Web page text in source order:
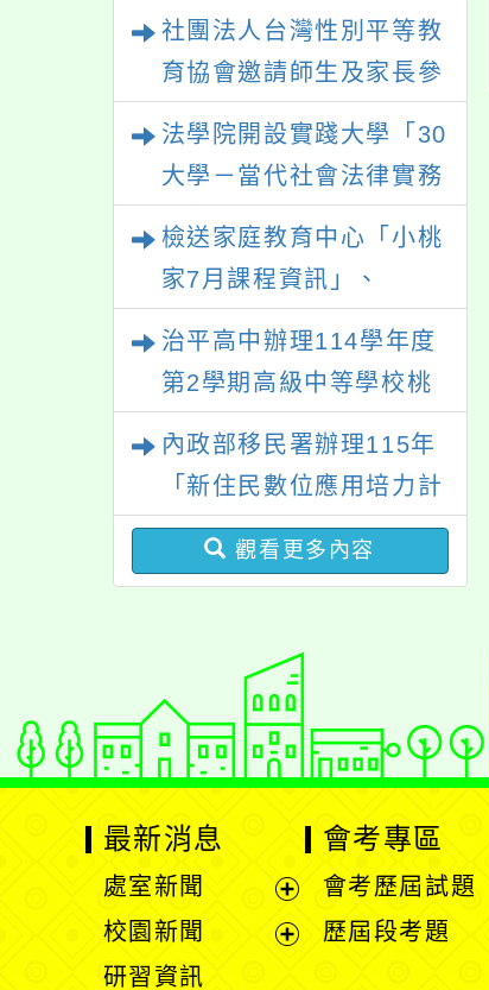
案， 請鼓勵校內教師踴
躍提出申請，請查照。
社團法人台灣性別平等教
育協會邀請師生及家長參
法學院開設實踐大學「30
大學－當代社會法律實務
檢送家庭教育中心「小桃
家7月課程資訊」、
「親密關係工作坊」、
「祖孫樂淘桃創意照片徵
件活動」海報各1份
治平高中辦理114學年度
第2學期高級中等學校桃
內政部移民署辦理115年
「新住民數位應用培力計
畫」免費資訊課程一案
觀看更多內容
和高中校114學
電科特色招生
科甄選入學簡
及報名資訊
本校於6/8(六)9:00-
11:30辦理親職教育講
座「杜絕網路的誘惑
與陷阱：網路中的正
向教養」，歡迎本校
家長、教職員、社區
人士參與！
最新消息
處室新聞
展
校園新聞
研習資訊
會考專區
會考歷屆試題
歷屆段考題